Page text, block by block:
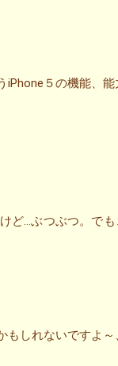
iPhone５の機能、能
ど…ぶつぶつ。で
もしれないですよ